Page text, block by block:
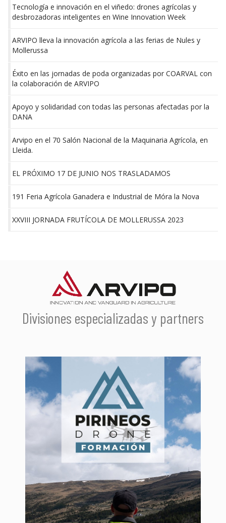
Lleida.
191 Feria Agrícola Ganadera e Industrial de Móra la Nova
XXVIII JORNADA FRUTÍCOLA DE MOLLERUSSA 2023
Divisiones especializadas y partners
ESCUELA DE PILOTOS DE
DRONES
Escuela de formación de pilotos especialistas con
drone
Más información